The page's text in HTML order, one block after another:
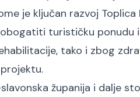
je ključan razvoj
turističku ponudu
tako i zbog
županija i dalje